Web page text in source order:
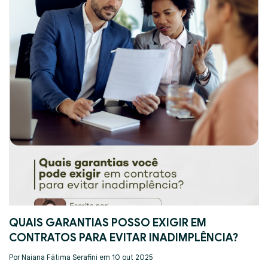
QUAIS GARANTIAS POSSO EXIGIR EM
CONTRATOS PARA EVITAR INADIMPLÊNCIA?
Por Naiana Fátima Serafini em 10 out 2025